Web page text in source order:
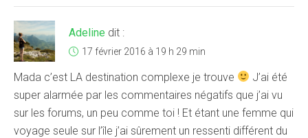
Adeline dit :
17 février 2016 à 19 h 29 min
Mada c’est LA destination complexe je trouve
J’ai été
super alarmée par les commentaires négatifs que j’ai vu
sur les forums, un peu comme toi ! Et étant une femme qui
voyage seule sur l’île j’ai sûrement un ressenti différent du